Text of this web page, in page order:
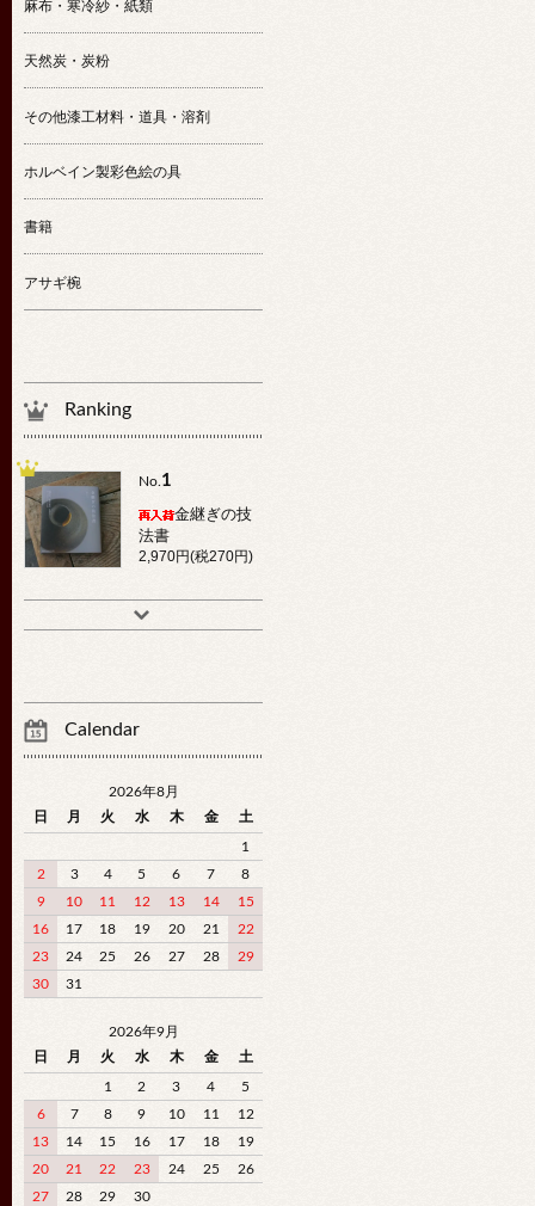
麻布・寒冷紗・紙類
天然炭・炭粉
その他漆工材料・道具・溶剤
ホルベイン製彩色絵の具
書籍
アサギ椀
Ranking
No.1
金継ぎの技
法書
2,970円(税270円)
Calendar
2026年8月
日
月 火 水 木 金 土
1
2
3 4 5 6 7
8
9
10 11 12 13 14
15
16
17 18 19 20 21
22
23
24 25 26 27 28
29
30
31
2026年9月
日
月 火 水 木 金 土
1 2 3 4
5
6
7 8 9 10 11
12
13
14 15 16 17 18
19
20
21 22 23 24 25
26
27
28 29 30